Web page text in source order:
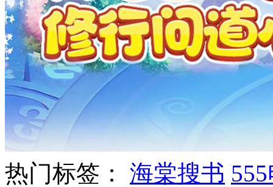
热门标签： 海棠搜书